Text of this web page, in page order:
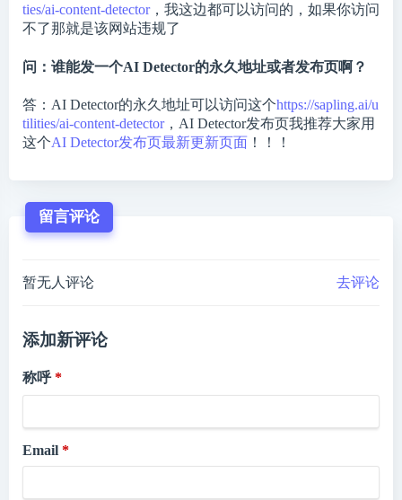
ties/ai-content-detector，我这边都可以访问的，如果你访问
不了那就是该网站违规了
问：谁能发一个AI Detector的永久地址或者发布页啊？
答：AI Detector的永久地址可以访问这个https://sapling.ai/u
tilities/ai-content-detector，AI Detector发布页我推荐大家用
这个AI Detector发布页最新更新页面 ！！！
留言评论
暂无人评论 去评论
添加新评论
称呼
Email